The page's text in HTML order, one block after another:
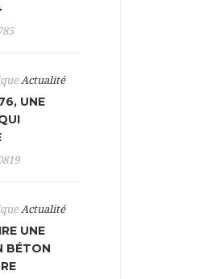
Actualité
UNE
Actualité
UNE
BÉTON